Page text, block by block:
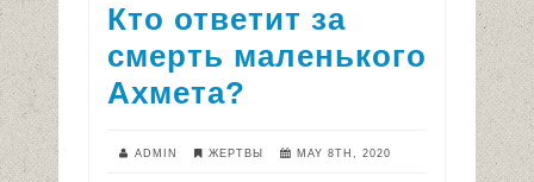
Кто ответит за
смерть маленького
Ахмета?
ADMIN ЖЕРТВЫ MAY 8TH, 2020